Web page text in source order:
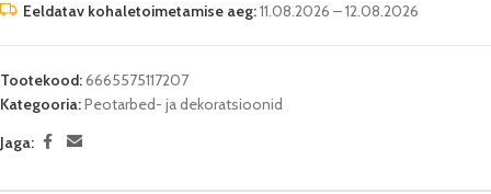
Eeldatav kohaletoimetamise aeg:11.08.2026 – 12.08.2026
Tootekood:6665575117207
Kategooria:Peotarbed- ja dekoratsioonid
Jaga: